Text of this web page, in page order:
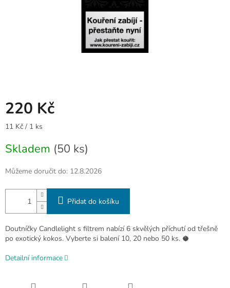
220 Kč
Měrná
11 Kč / 1 ks
Skladem (50 ks)
Můžeme doručit do: 12.8.2026
Přidat do košíku
Doutníčky Candlelight s filtrem nabízí 6 skvělých příchutí od třešně
po exotický kokos. Vyberte si balení 10, 20 nebo 50 ks. 🥥
Detailní informace